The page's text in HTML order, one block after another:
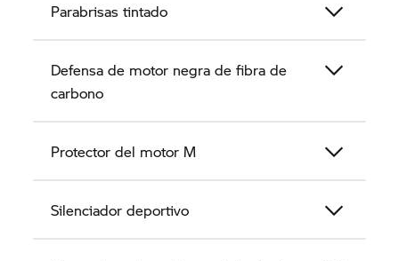
Parabrisas tintado
Defensa de motor negra de fibra de
carbono
Protector del motor M
Silenciador deportivo